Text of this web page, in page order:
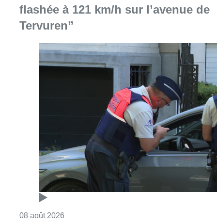
flashée à 121 km/h sur l’avenue de
Tervuren”
08 août 2026